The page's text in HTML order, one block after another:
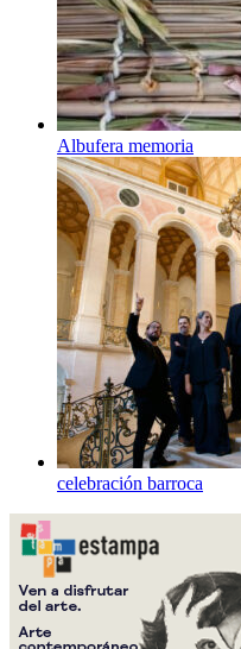
Albufera memoria
celebración barroca